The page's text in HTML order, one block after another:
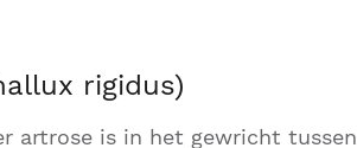
rigidus)
artrose is in het gewricht tussen